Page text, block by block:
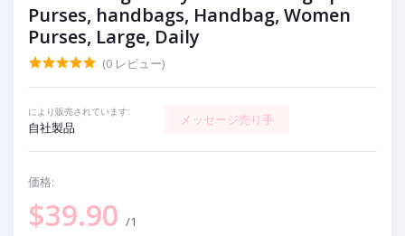
Purses, handbags, Handbag, Women
Purses, Large, Daily
(0 レビュー)
により販売されています:
自社製品
メッセージ売り手
価格:
$39.90 /1